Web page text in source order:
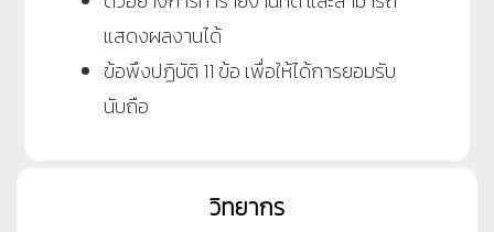
แสดงผลงานได้
ข้อพึงปฏิบัติ 11 ข้อ เพื่อให้ได้การยอมรับ
นับถือ
วิทยากร